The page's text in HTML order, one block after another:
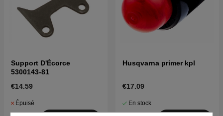
Support D'Écorce
5300143-81
€14.59
Épuisé
Husqvarna primer kpl
€17.09
En stock